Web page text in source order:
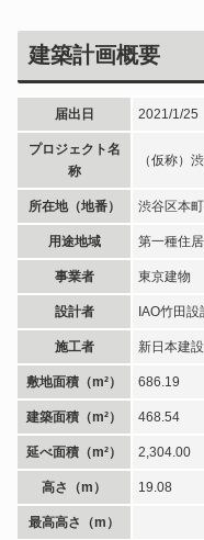
建築計画概要
届出日 2021/1/25
プロジェクト名
称
（仮称）
所在地（地番） 渋谷区本
用途地域 第一種住
事業者 東京建物
設計者 IAO竹田設
施工者 新日本建設
敷地面積（m²） 686.19
建築面積（m²） 468.54
延べ面積（m²） 2,304.00
高さ（m） 19.08
最高高さ（m）